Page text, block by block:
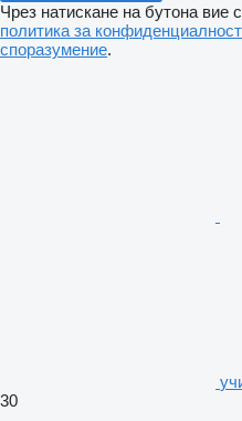
Чрез натискане на бутона вие
политика за конфиденциалност
споразумение.
30